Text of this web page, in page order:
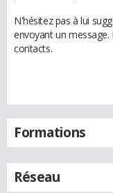
N'hésitez pas à lui
envoyant un
contacts.
Formations
Réseau